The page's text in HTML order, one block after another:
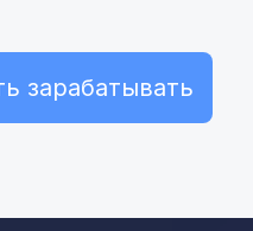
зарабатывать